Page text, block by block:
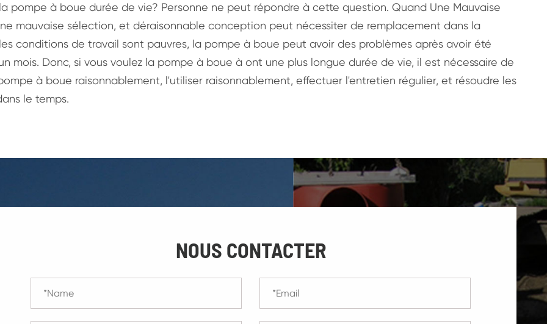
pompe à boue durée de vie? Personne ne peut répondre à cette question. Quand Une Mauvaise
mauvaise sélection, et déraisonnable conception peut nécessiter de remplacement dans la
conditions de travail sont pauvres, la pompe à boue peut avoir des problèmes après avoir été
mois. Donc, si vous voulez la pompe à boue à ont une plus longue durée de vie, il est nécessaire de
à boue raisonnablement, l'utiliser raisonnablement, effectuer l'entretien régulier, et résoudre les
le temps.
NOUS CONTACTER